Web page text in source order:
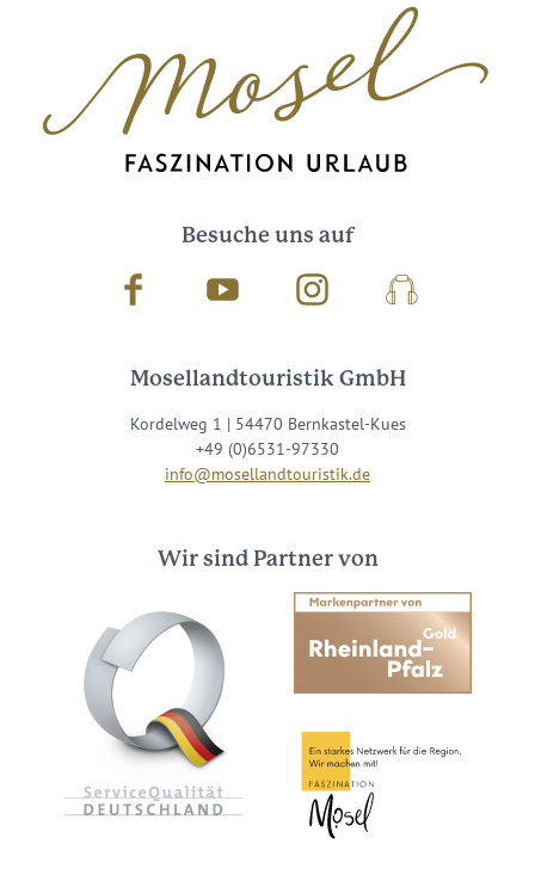
Besuche uns auf
Facebook Youtube InstagramPodcast
Mosellandtouristik GmbH
Kordelweg 1 | 54470 Bernkastel-Kues
+49 (0)6531-97330
info@mosellandtouristik.de
Wir sind Partner von